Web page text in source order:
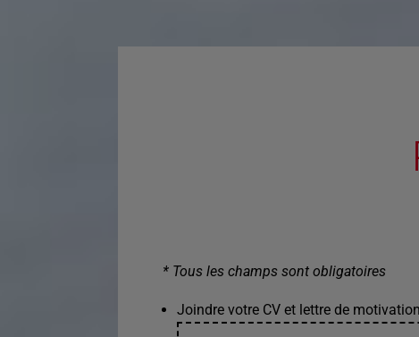
* Tous les champs sont obligatoires
Joindre votre CV et lettre de